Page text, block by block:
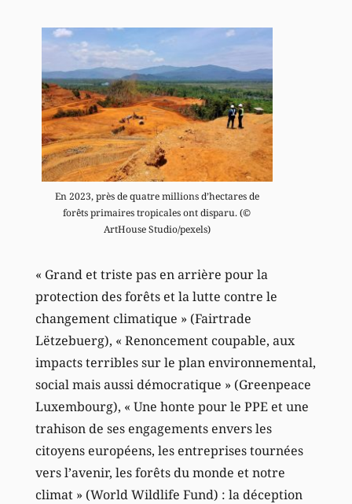
En 2023, près de quatre millions d’hectares de
forêts primaires tropicales ont disparu. (©
ArtHouse Studio/pexels)
« Grand et triste pas en arrière pour la
protection des forêts et la lutte contre le
changement climatique » (Fairtrade
Lëtzebuerg), « Renoncement coupable, aux
impacts terribles sur le plan environnemental,
social mais aussi démocratique » (Greenpeace
Luxembourg), « Une honte pour le PPE et une
trahison de ses engagements envers les
citoyens européens, les entreprises tournées
vers l’avenir, les forêts du monde et notre
climat » (World Wildlife Fund) : la déception